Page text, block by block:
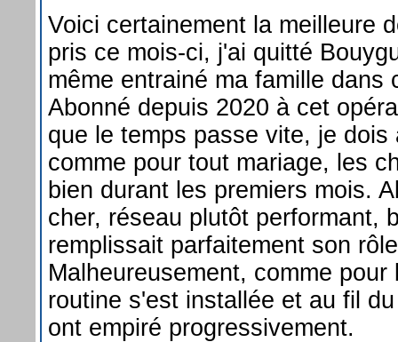
Voici certainement la meilleure
pris ce mois-ci, j'ai quitté
même entrainé ma famille dans
Abonné depuis 2020 à cet
que le temps passe vite, je dois
comme pour tout mariage, les
bien durant les premiers mois.
cher, réseau plutôt performant,
remplissait parfaitement son
Malheureusement, comme pour
routine s'est installée et au fil
ont empiré progressivement.